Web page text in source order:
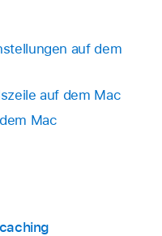
auf dem
auf dem Mac
Mac